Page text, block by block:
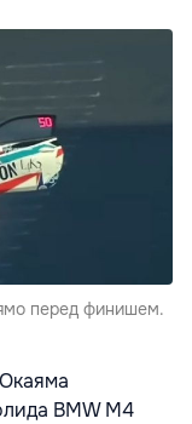
перед финишем.
BMW M4